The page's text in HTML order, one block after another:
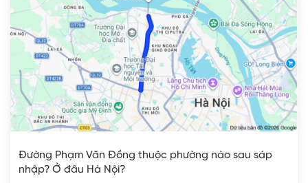
Đường Phạm Văn Đồng thuộc phường nào sau sáp
nhập? Ở đâu Hà Nội?